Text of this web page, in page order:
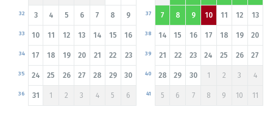
3
32 4 5 6 7 8 9
10
33 11 12 13 14 15 16
17
34 18 19 20 21 22 23
24
35 25 26 27 28 29 30
31
36 1 2 3 4 5 6
7
37 8 9 10 11 12 13
14
38 15 16 17 18 19 20
21
39 22 23 24 25 26 27
28
40 29 30 1 2 3 4
5
41 6 7 8 9 10 11